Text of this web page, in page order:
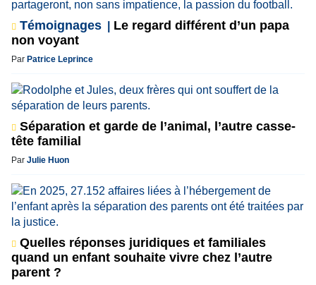
Témoignages
Le regard différent d’un papa
non voyant
Par Patrice Leprince
Séparation et garde de l’animal, l’autre casse-
tête familial
Par Julie Huon
Quelles réponses juridiques et familiales
quand un enfant souhaite vivre chez l’autre
parent ?